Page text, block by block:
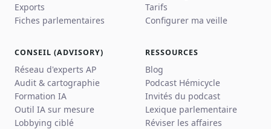
Exports
Fiches parlementaires
Tarifs
Configurer ma veille
CONSEIL (ADVISORY)
Réseau d'experts AP
Audit & cartographie
Formation IA
Outil IA sur mesure
Lobbying ciblé
RESSOURCES
Blog
Podcast Hémicycle
Invités du podcast
Lexique parlementaire
Réviser les affaires